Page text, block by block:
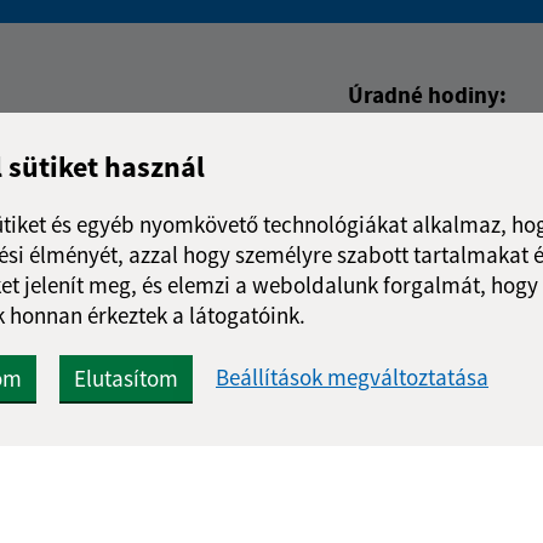
sütiket használ
és egyéb nyomkövető technológiákat alkalmaz,
élményét, azzal hogy személyre szabott tartalmakat
jelenít meg, és elemzi a weboldalunk forgalmát, hogy
érkeztek a látogatóink.
Elutasítom Beállítások megváltoztatása
Úradné hodiny:
Kedd:
-
Szerda:
7:30 -
Csütörtök:
-